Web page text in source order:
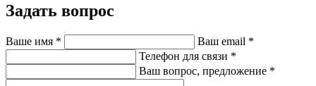
Задать вопрос
Ваше имя * Ваш email *
Телефон для связи *
Ваш вопрос, предложение *